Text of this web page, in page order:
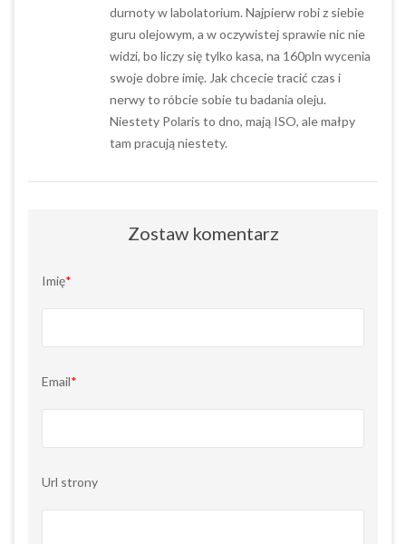
durnoty w labolatorium. Najpierw robi z siebie
guru olejowym, a w oczywistej sprawie nic nie
widzi, bo liczy się tylko kasa, na 160pln wycenia
swoje dobre imię. Jak chcecie tracić czas i
nerwy to róbcie sobie tu badania oleju.
Niestety Polaris to dno, mają ISO, ale małpy
tam pracują niestety.
Zostaw komentarz
*
Imię
*
Email
Url strony